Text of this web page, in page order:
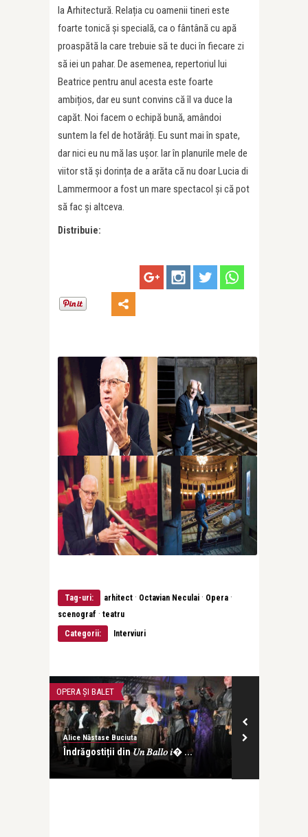
la Arhitectură. Relația cu oamenii tineri este
foarte tonică și specială, ca o fântână cu apă
proaspătă la care trebuie să te duci în fiecare zi
să iei un pahar. De asemenea, repertoriul lui
Beatrice pentru anul acesta este foarte
ambițios, dar eu sunt convins că îl va duce la
capăt. Noi facem o echipă bună, amândoi
suntem la fel de hotărâți. Eu sunt mai în spate,
dar nici eu nu mă las ușor. Iar în planurile mele de
viitor stă și dorința de a arăta că nu doar Lucia di
Lammermoor a fost un mare spectacol și că pot
să fac și altceva.
Distribuie:
Tag-uri: arhitect · Octavian Neculai · Opera ·
scenograf · teatru
Categorii:
Interviuri
OPERA ȘI BALET
Alice Năstase Buciuta
Îndrăgostiții din 𝑈𝑛 𝐵𝑎𝑙𝑙𝑜 𝑖� ...